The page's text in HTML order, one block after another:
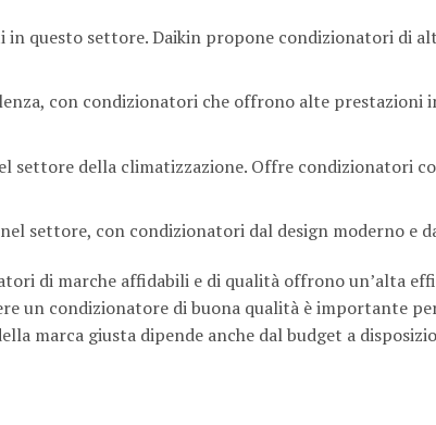
questo settore. Daikin propone condizionatori di
con condizionatori che offrono alte prestazioni
settore della climatizzazione. Offre condizionatori
settore, con condizionatori dal design moderno e
di marche affidabili e di qualità offrono un’alta
un condizionatore di buona qualità è importante
marca giusta dipende anche dal budget a